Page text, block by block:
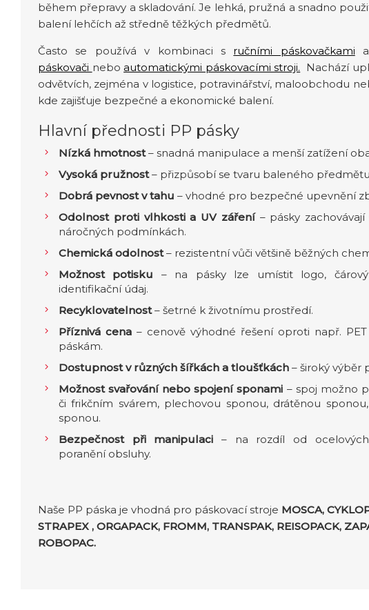
během přepravy a skladování. Je lehká, pružná a snadno
balení lehčích až středně těžkých předmětů.
Často se používá v kombinaci s ručními páskovačkami
páskovači neboautomatickými páskovacími stroji. Nachází
odvětvích, zejména v logistice, potravinářství, maloobchodu
kde zajišťuje bezpečné a ekonomické balení.
Hlavní přednosti PP pásky
Nízká hmotnost– snadná manipulace a menší zatížení
Vysoká pružnost– přizpůsobí se tvaru baleného
Dobrá pevnost v tahu – vhodné pro bezpečné upevnění
Odolnost proti vlhkosti a UV záření– pásky zachovávají
náročných podmínkách.
Chemická odolnost– rezistentní vůči většině běžných
Možnost potisku – na pásky lze umístit logo,
identifikační údaj.
Recyklovatelnost– šetrné k životnímu prostředí.
Příznivá cena – cenově výhodné řešení oproti např.
páskám.
Dostupnost v různých šířkách a tloušťkách – široký výběr
Možnost svařování nebo spojení sponami – spoj možno
či frikčním svárem, plechovou sponou, drátěnou
sponou.
Bezpečnost při manipulaci – na rozdíl od
poranění obsluhy.
Naše PP páska je vhodná pro páskovací stroje MOSCA,
STRAPEX , ORGAPACK, FROMM, TRANSPAK, REISOPACK,
ROBOPAC.